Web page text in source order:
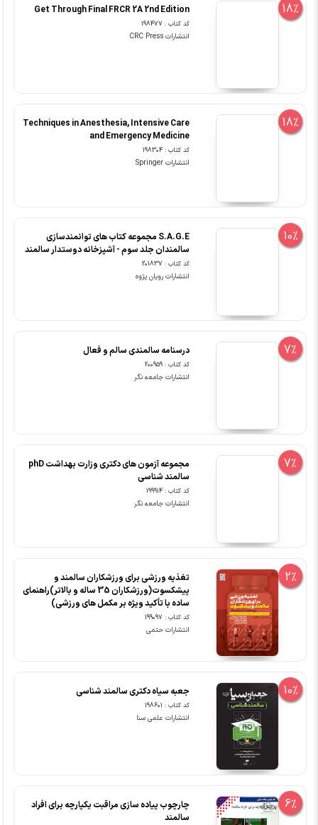
18%
Get Through Final FRCR 2A 2nd Edition
کد کتاب : 198477
انتشارات CRC Press
18%
Techniques in Anesthesia, Intensive Care
and Emergency Medicine
کد کتاب : 198304
انتشارات Springer
10%
S.A.G.E مجموعه کتاب های توانمندسازی
سالمندان جلد سوم - آشپزخانه دوستدار سالمند
کد کتاب : 201837
انتشارات رویان پژوه
7% درسنامه سالمندی سالم و فعال
کد کتاب : 200959
انتشارات جامعه نگر
7%
مجموعه آزمون های دکتری وزارت بهداشت phD
سالمند شناسی
کد کتاب : 199914
انتشارات جامعه نگر
2%
تغذیه ورزشی برای ورزشکاران سالمند و
پیشکسوت(ورزشکاران 35 ساله و بالاتر)راهنمای
ساده با تأکید ویژه بر مکمل های ورزشی)
کد کتاب : 199097
انتشارات حتمی
10% جعبه سیاه دکتری سالمند شناسی
کد کتاب : 198601
انتشارات علمی سنا
6%
چارچوب پیاده سازی مراقبت یکپارچه برای افراد
سالمند